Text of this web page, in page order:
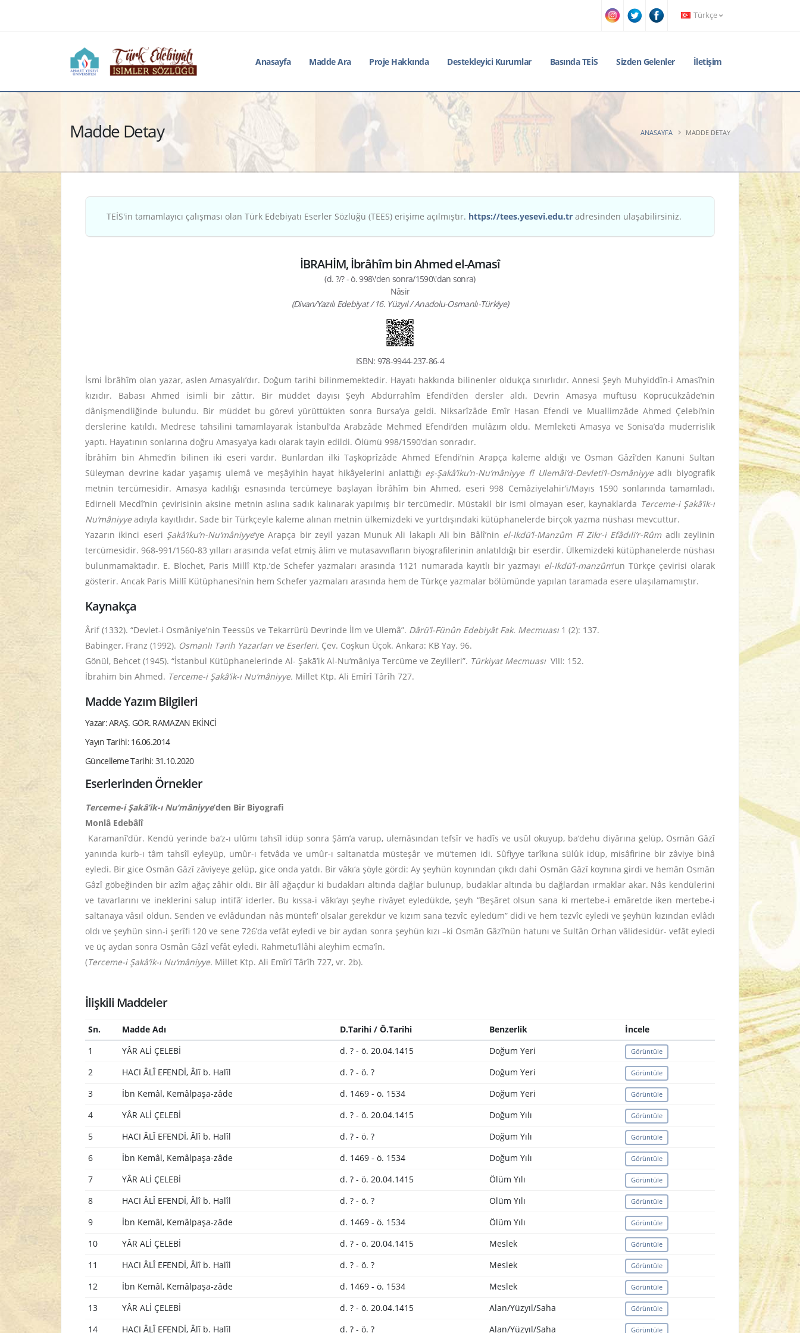
Türkçe
Anasayfa Madde Ara Proje Hakkında Destekleyici Kurumlar Basında TEİS Sizden Gelenler İletişim
Madde Detay ANASAYFA MADDE DETAY
TEİS'in tamamlayıcı çalışması olan Türk Edebiyatı Eserler Sözlüğü (TEES) erişime açılmıştır. https://tees.yesevi.edu.tr adresinden ulaşabilirsiniz.
İBRAHİM, İbrâhîm bin Ahmed el-Amasî
(d. ?/? - ö. 998\'den sonra/1590\'dan sonra)
Nâsir
(Divan/Yazılı Edebiyat / 16. Yüzyıl / Anadolu-Osmanlı-Türkiye)
ISBN: 978-9944-237-86-4
İsmi İbrâhîm olan yazar, aslen Amasyalı’dır. Doğum tarihi bilinmemektedir. Hayatı hakkında bilinenler oldukça sınırlıdır. Annesi Şeyh Muhyiddîn-i Amasî’nin
kızıdır. Babası Ahmed isimli bir zâttır. Bir müddet dayısı Şeyh Abdürrahîm Efendi’den dersler aldı. Devrin Amasya müftüsü Köprücükzâde’nin
dânişmendliğinde bulundu. Bir müddet bu görevi yürüttükten sonra Bursa’ya geldi. Niksarîzâde Emîr Hasan Efendi ve Muallimzâde Ahmed Çelebi’nin
derslerine katıldı. Medrese tahsilini tamamlayarak İstanbul’da Arabzâde Mehmed Efendi’den mülâzım oldu. Memleketi Amasya ve Sonisa’da müderrislik
yaptı. Hayatının sonlarına doğru Amasya’ya kadı olarak tayin edildi. Ölümü 998/1590’dan sonradır.
İbrâhîm bin Ahmed’in bilinen iki eseri vardır. Bunlardan ilki Taşköprîzâde Ahmed Efendi’nin Arapça kaleme aldığı ve Osman Gâzî’den Kanuni Sultan
Süleyman devrine kadar yaşamış ulemâ ve meşâyihin hayat hikâyelerini anlattığı eş-Şakâ’iku’n-Nu‘mâniyye fî Ulemâi’d-Devleti’l-Osmâniyyeadlı biyografik
metnin tercümesidir. Amasya kadılığı esnasında tercümeye başlayan İbrâhîm bin Ahmed, eseri 998 Cemâziyelahir’i/Mayıs 1590 sonlarında tamamladı.
Edirneli Mecdî’nin çevirisinin aksine metnin aslına sadık kalınarak yapılmış bir tercümedir. Müstakil bir ismi olmayan eser, kaynaklarda Terceme-i Şakâ’ik-ı
Nu‘mâniyyeadıyla kayıtlıdır. Sade bir Türkçeyle kaleme alınan metnin ülkemizdeki ve yurtdışındaki kütüphanelerde birçok yazma nüshası mevcuttur.
Yazarın ikinci eseri Şakâ’iku’n-Nu‘mâniyye’ye Arapça bir zeyil yazan Munuk Ali lakaplı Ali bin Bâlî’nin el-Ikdü’l-Manzûm Fî Zikr-i Efâdıli’r-Rûmadlı zeylinin
tercümesidir. 968-991/1560-83 yılları arasında vefat etmiş âlim ve mutasavvıfların biyografilerinin anlatıldığı bir eserdir. Ülkemizdeki kütüphanelerde nüshası
bulunmamaktadır. E. Blochet, Paris Millî Ktp.’de Schefer yazmaları arasında 1121 numarada kayıtlı bir yazmayı el-Ikdü’l-manzûm’un Türkçe çevirisi olarak
gösterir. Ancak Paris Millî Kütüphanesi’nin hem Schefer yazmaları arasında hem de Türkçe yazmalar bölümünde yapılan taramada esere ulaşılamamıştır.
Kaynakça
Ârif (1332). “Devlet-i Osmâniye’nin Teessüs ve Tekarrürü Devrinde İlm ve Ulemâ”. Dârü’l-Fünûn Edebiyât Fak. Mecmuası 1 (2): 137.
Babinger, Franz (1992). Osmanlı Tarih Yazarları ve Eserleri. Çev. Coşkun Üçok. Ankara: KB Yay. 96.
Gönül, Behcet (1945). “İstanbul Kütüphanelerinde Al- Şakā’ik Al-Nu‘mâniya Tercüme ve Zeyilleri”. Türkiyat Mecmuası VIII: 152.
İbrahim bin Ahmed. Terceme-i Şakâ’ik-ı Nu‘mâniyye. Millet Ktp. Ali Emîrî Târîh 727.
Madde Yazım Bilgileri
Yazar: ARAŞ. GÖR. RAMAZAN EKİNCİ
Yayın Tarihi: 16.06.2014
Güncelleme Tarihi: 31.10.2020
Eserlerinden Örnekler
Terceme-i Şakâ’ik-ı Nu‘mâniyye’den Bir Biyografi
Monlâ Edebâlî
Karamanî’dür. Kendü yerinde ba‘z-ı ulûmı tahsîl idüp sonra Şâm’a varup, ulemâsından tefsîr ve hadîs ve usûl okuyup, ba‘dehu diyârına gelüp, Osmân Gâzî
yanında kurb-ı tâm tahsîl eyleyüp, umûr-ı fetvâda ve umûr-ı saltanatda müsteşâr ve mü’temen idi. Sûfiyye tarîkına sülûk idüp, misâfirine bir zâviye binâ
eyledi. Bir gice Osmân Gâzî zâviyeye gelüp, gice onda yatdı. Bir vâkı‘a şöyle gördi: Ay şeyhün koynından çıkdı dahi Osmân Gâzî koynına girdi ve hemân Osmân
Gâzî göbeğinden bir azîm ağaç zâhir oldı. Bir âlî ağaçdur ki budakları altında dağlar bulunup, budaklar altında bu dağlardan ırmaklar akar. Nâs kendülerini
ve tavarlarını ve ineklerini salup intifâ‘ iderler. Bu kıssa-i vâkı‘ayı şeyhe rivâyet eyledükde, şeyh “Beşâret olsun sana ki mertebe-i emâretde iken mertebe-i
saltanaya vâsıl oldun. Senden ve evlâdundan nâs müntefi‘ olsalar gerekdür ve kızım sana tezvîc eyledüm” didi ve hem tezvîc eyledi ve şeyhün kızından evlâdı
oldı ve şeyhün sinn-i şerîfi 120 ve sene 726’da vefât eyledi ve bir aydan sonra şeyhün kızı –ki Osmân Gâzî’nün hatunı ve Sultân Orhan vâlidesidür- vefât eyledi
ve üç aydan sonra Osmân Gâzî vefât eyledi. Rahmetu’llâhi aleyhim ecma‘în.
(Terceme-i Şakâ’ik-ı Nu‘mâniyye. Millet Ktp. Ali Emîrî Târîh 727, vr. 2b).
İlişkili Maddeler
Sn. Madde Adı D.Tarihi / Ö.Tarihi Benzerlik
İncele
1
YÂR ALİ ÇELEBİ d. ? - ö. 20.04.1415 Doğum Yeri Görüntüle
2 HACI ÂLÎ EFENDİ, Âlî b. Halîl d. ? - ö. ? Doğum Yeri Görüntüle
3 İbn Kemâl, Kemâlpaşa-zâde d. 1469 - ö. 1534 Doğum Yeri Görüntüle
4 YÂR ALİ ÇELEBİ d. ? - ö. 20.04.1415 Doğum Yılı Görüntüle
5 HACI ÂLÎ EFENDİ, Âlî b. Halîl d. ? - ö. ? Doğum Yılı Görüntüle
6 İbn Kemâl, Kemâlpaşa-zâde d. 1469 - ö. 1534 Doğum Yılı Görüntüle
7 YÂR ALİ ÇELEBİ d. ? - ö. 20.04.1415 Ölüm Yılı Görüntüle
8 HACI ÂLÎ EFENDİ, Âlî b. Halîl d. ? - ö. ? Ölüm Yılı Görüntüle
9 İbn Kemâl, Kemâlpaşa-zâde d. 1469 - ö. 1534 Ölüm Yılı Görüntüle
10 YÂR ALİ ÇELEBİ d. ? - ö. 20.04.1415 Meslek Görüntüle
11 HACI ÂLÎ EFENDİ, Âlî b. Halîl d. ? - ö. ? Meslek Görüntüle
12 İbn Kemâl, Kemâlpaşa-zâde d. 1469 - ö. 1534 Meslek Görüntüle
13 YÂR ALİ ÇELEBİ d. ? - ö. 20.04.1415 Alan/Yüzyıl/Saha Görüntüle
14 HACI ÂLÎ EFENDİ, Âlî b. Halîl d. ? - ö. ? Alan/Yüzyıl/Saha Görüntüle